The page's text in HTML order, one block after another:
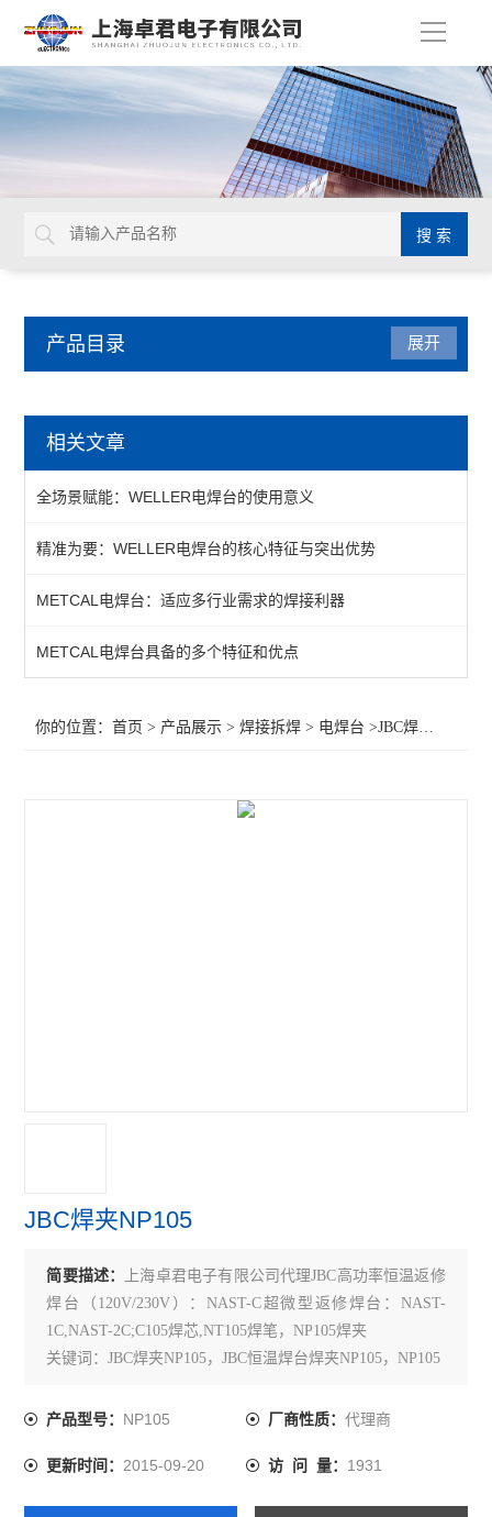
导
产品目录
吸锡线
QUICK吸烟仪
恒温热风机
返修产品
电焊台
展开
相关文章
全场景赋能：WELLER电焊台的使用意义
精准为要：WELLER电焊台的核心特征与突出优势
METCAL电焊台：适应多行业需求的焊接利器
METCAL电焊台具备的多个特征和优点
你的位置：首页 > 产品展示 >焊接拆焊 > 电焊台 >JBC焊夹NP105
JBC焊夹NP105
简要描述：
上海卓君电子有限公司代理JBC高功率恒温返修
焊台（120V/230V）：NAST-C超微型返修焊台：NAST-
1C,NAST-2C;C105焊芯,NT105焊笔，NP105焊夹
关键词：JBC焊夹NP105，JBC恒温焊台焊夹NP105，NP105
产品型号： NP105 厂商性质： 代理商
更新时间：2015-09-20 访 问 量： 1931